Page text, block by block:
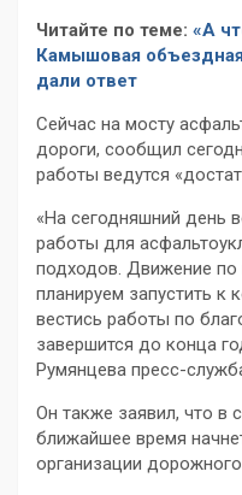
Читайте по теме: «А
Камышовая
дали ответ
Сейчас на мосту
дороги, сообщил
работы ведутся
«На сегодняшний день
работы для
подходов. Движение
планируем запустить к
вестись работы по
завершится до конца
Румянцева пресс-
Он также заявил, что в
ближайшее время
организации